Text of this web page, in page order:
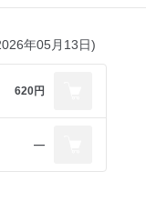
年05月13日)
620円
―